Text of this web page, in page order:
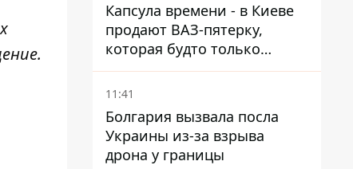
Капсула времени - в Киеве
продают ВАЗ-пятерку,
которая будто только
сошла с конвейера
11:41
Болгария вызвала посла
Украины из-за взрыва
дрона у границы